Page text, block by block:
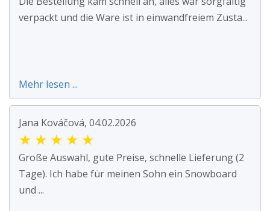
verpackt und die Ware ist in einwandfreiem Zusta...
Mehr lesen ...
Jana Kováčová, 04.02.2026
★ ★ ★ ★ ★
Große Auswahl, gute Preise, schnelle Lieferung (2
Tage). Ich habe für meinen Sohn ein Snowboard
und ...